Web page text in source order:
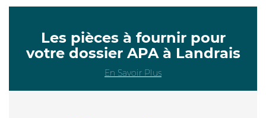
Les pièces à fournir pour
votre dossier APA à Landrais
En Savoir Plus